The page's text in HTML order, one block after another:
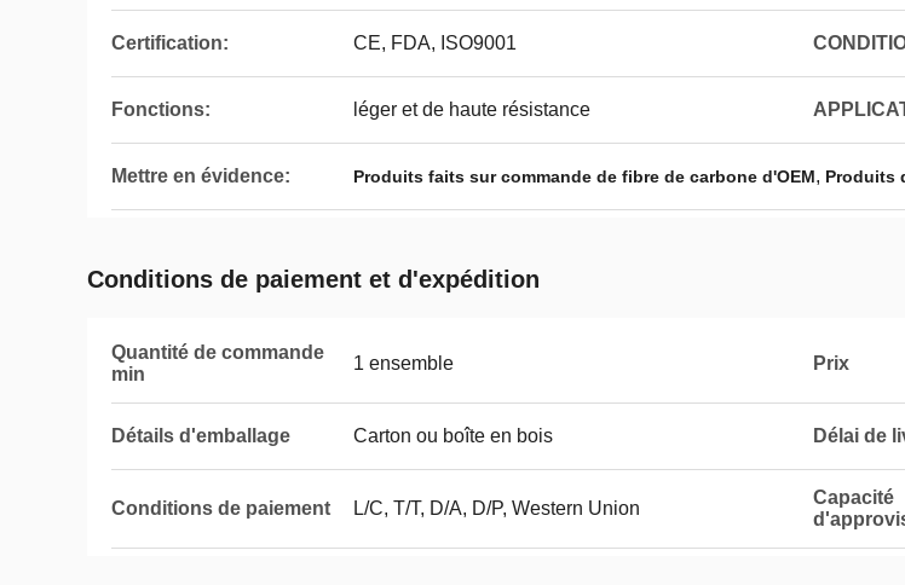
Сеrtification: CE, FDA, ISO9001
Fonctions: léger et de haute résistance
Mettre en évidence: Produits faits sur commande de fibre de carbone d'OEM, Produits
Conditions de paiement et d'expédition
Quantité de commande
min
1 ensemble Prix
Détails d'emballage Carton ou boîte en bois Délai de
Conditions de paiement L/C, T/T, D/A, D/P, Western Union
Capacité